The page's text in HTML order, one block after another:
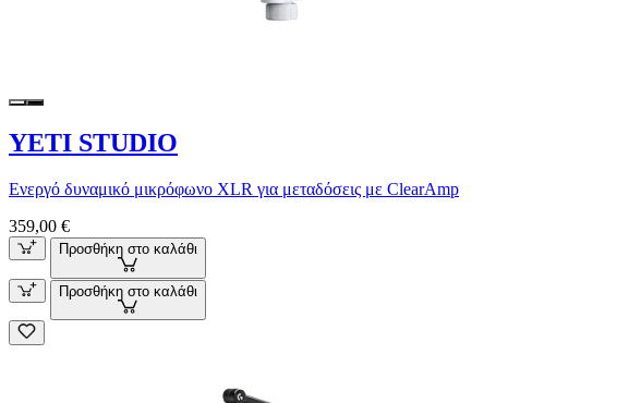
YETI STUDIO
Ενεργό δυναμικό μικρόφωνο XLR για μεταδόσεις με ClearAmp
359,00 €
Προσθήκη στο καλάθι
Προσθήκη στο καλάθι